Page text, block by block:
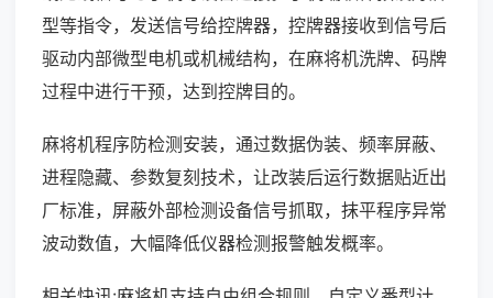
型等指令，发送信号给控牌器，控牌器接收到信号后
驱动内部微型电机或机械结构，在麻将机洗牌、码牌
过程中进行干预，达到控牌目的。
麻将机程序防检测安装，通过数据伪装、频率屏蔽、
进程隐藏、参数复刻技术，让改装后运行数据贴近出
厂标准，屏蔽外部检测设备信号抓取，抹平程序异常
波动数值，大幅降低仪器检测报警触发概率。